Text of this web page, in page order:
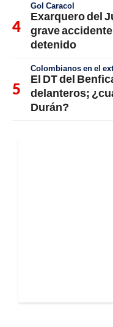
Gol Caracol
Exarquero del
grave
detenido
Colombianos en el
El DT del
delanteros;
Durán?